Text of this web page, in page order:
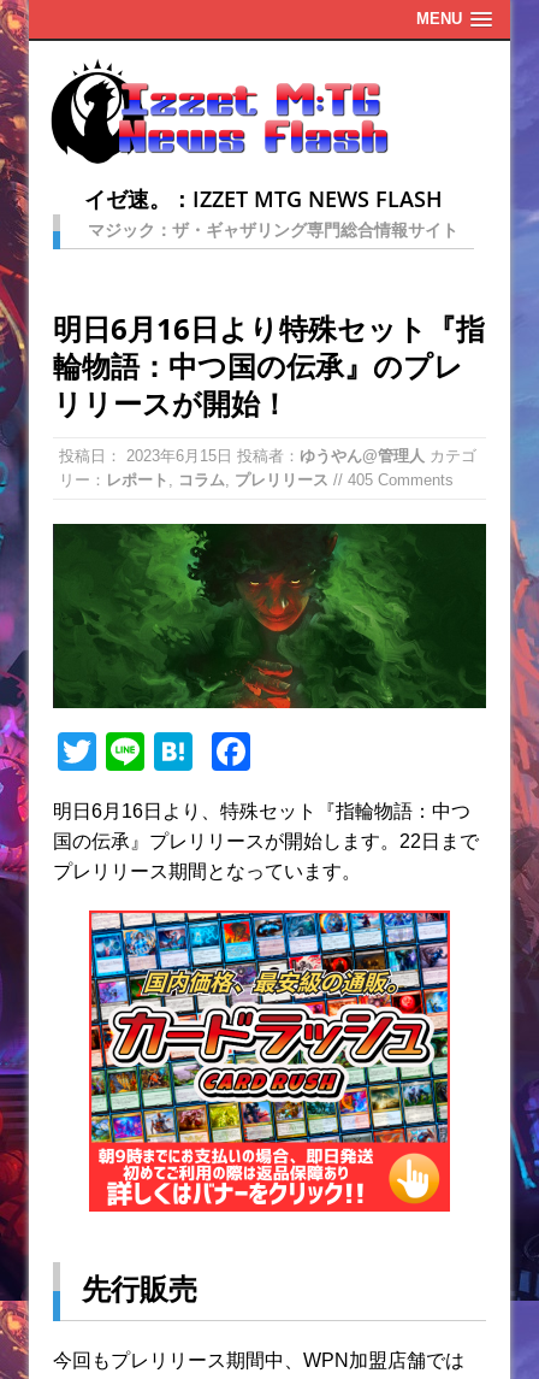
MENU
イゼ速。：IZZET MTG NEWS FLASH
マジック：ザ・ギャザリング専門総合情報サイト
明日6月16日より特殊セット『指
輪物語：中つ国の伝承』のプレ
リリースが開始！
投稿日： 2023年6月15日 投稿者： ゆうやん@管理人 カテゴ
リー： レポート コラム プレリリース // 405 Comments
T
itt
er
Li
e
H
e
n
a
a
c
e
b
o
o
k
明日6月16日より、特殊セット『指輪物語：中つ
国の伝承』プレリリースが開始します。22日まで
プレリリース期間となっています。
先行販売
今回もプレリリース期間中、WPN加盟店舗では